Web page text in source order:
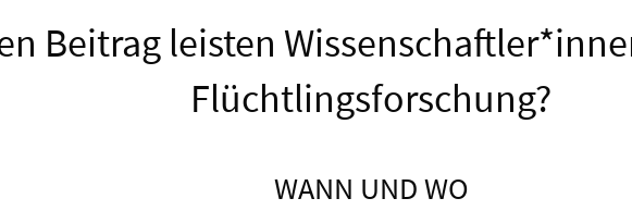
Beitrag leisten
Flüchtlingsforschung?
WANN UND WO